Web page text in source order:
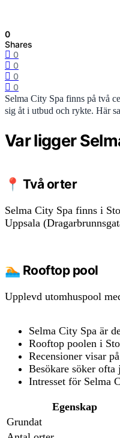
0
Shares
0
0
0
0
Selma City Spa finns på två
sig åt i utbud och rykte. Här
Var ligger
📍 Två orter
Selma City Spa finns i
Uppsala
🏊 Rooftop pool
Upplevd utomhuspool
Selma City Spa är
Rooftop poolen i
Recensioner visar
Besökare söker ofta
Intresset för Selma
Egenskap
Grundat